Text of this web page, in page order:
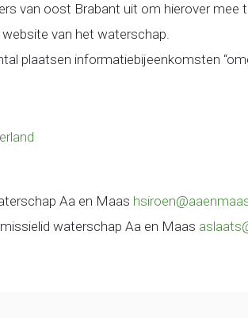
van oost Brabant uit om hierover mee
van het waterschap.
plaatsen informatiebijeenkomsten
Aa en Maas
waterschap Aa en Maas